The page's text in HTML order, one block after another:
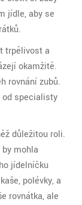
jídle, aby se
trpělivost a
okamžitě.
rovnání zubů.
od specialisty
důležitou roli.
mohla
jídelníčku
polévky, a
rovnátka, ale